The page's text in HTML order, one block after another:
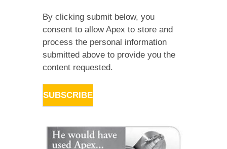
By clicking submit below, you
consent to allow Apex to store and
process the personal information
submitted above to provide you the
content requested.